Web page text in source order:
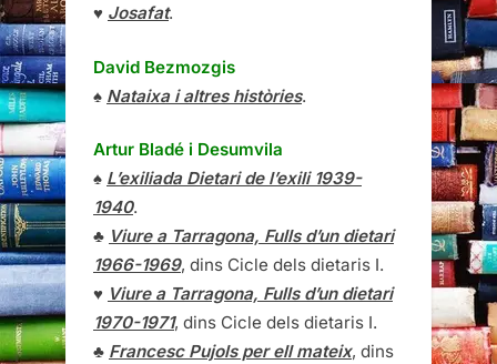
♥ Josafat.
David Bezmozgis
♠ Nataixa i altres històries.
Artur Bladé i Desumvila
♠ L’exiliada Dietari de l’exili 1939-
1940.
♣ Viure a Tarragona, Fulls d’un dietari
1966-1969, dins Cicle dels dietaris I.
♥ Viure a Tarragona, Fulls d’un dietari
1970-1971, dins Cicle dels dietaris I.
♣ Francesc Pujols per ell mateix, dins